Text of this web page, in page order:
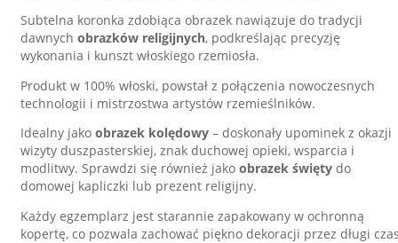
Subtelna koronka zdobiąca obrazek nawiązuje do tradycji
dawnych obrazków religijnych, podkreślając precyzję
wykonania i kunszt włoskiego rzemiosła.
Produkt w 100% włoski, powstał z połączenia nowoczesnych
technologii i mistrzostwa artystów rzemieślników.
Idealny jako obrazek kolędowy – doskonały upominek z okazji
wizyty duszpasterskiej, znak duchowej opieki, wsparcia i
modlitwy. Sprawdzi się również jako obrazek święty do
domowej kapliczki lub prezent religijny.
Każdy egzemplarz jest starannie zapakowany w ochronną
kopertę, co pozwala zachować piękno dekoracji przez długi